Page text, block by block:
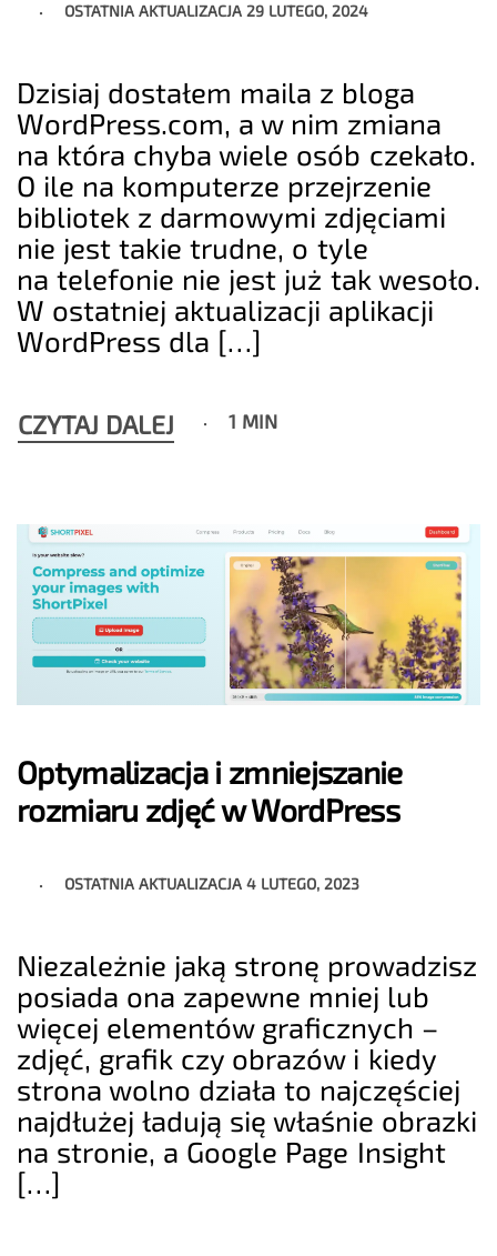
OSTATNIA AKTUALIZACJA 29 LUTEGO, 2024
Dzisiaj dostałem maila z bloga
WordPress.com, a w nim zmiana
na która chyba wiele osób czekało.
O ile na komputerze przejrzenie
bibliotek z darmowymi zdjęciami
nie jest takie trudne, o tyle
na telefonie nie jest już tak wesoło.
W ostatniej aktualizacji aplikacji
WordPress dla […]
CZYTAJ DALEJ 1 MIN
Optymalizacja i zmniejszanie
rozmiaru zdjęć w WordPress
OSTATNIA AKTUALIZACJA4 LUTEGO, 2023
Niezależnie jaką stronę prowadzisz
posiada ona zapewne mniej lub
więcej elementów graficznych –
zdjęć, grafik czy obrazów i kiedy
strona wolno działa to najczęściej
najdłużej ładują się właśnie obrazki
na stronie, a Google Page Insight
[…]